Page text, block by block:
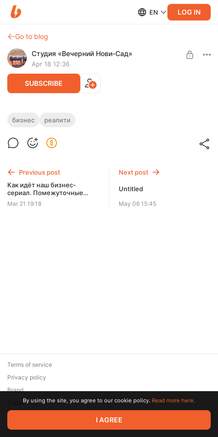
EN LOG IN
Go to blog
Студия «Вечерний Нови-Сад»
Apr 18 12:36
SUBSCRIBE
Как жить без таблички
В этой записи мы загрузили
аудиоверсиютретьего
выпуска, предпоследнего, совсем
бизнес реалити
Previous post
Как идёт наш бизнес-
сериал. Помежуточные
результаты
Mar 21 19:18
Next post
Untitled
May 06 15:45
© 2026 Zaya Solutions Limited. All rights reserved. All trademarks
are the property of their respective owners.
Terms of service
Privacy policy
Brand
SupportBy using the site, you agree to our cookie policy. Read more here.
I AGREE